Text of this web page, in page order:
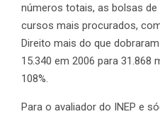
números totais, as bolsas
cursos mais procurados,
Direito mais do que
15.340 em 2006 para 31.868
108%.
Para o avaliador do INEP e